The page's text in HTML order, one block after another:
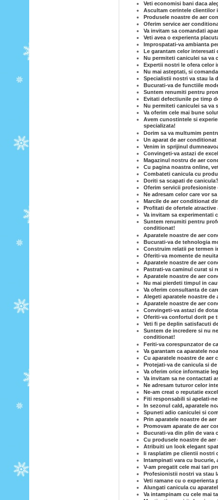
Veti economisi bani daca
Ascultam cerintele clientilor
Produsele noastre de aer
Oferim service aer
Va invitam sa comandati
Veti avea o experienta
Improspatati-va ambianta
Le garantam celor
Nu permiteti caniculei sa va
Expertii nostri le ofera celor
Nu mai asteptati, si
Specialistii nostri va stau la
Bucurati-va de functiile
Suntem renumiti pentru
Evitati defectiunile pe timp
Nu permiteti caniculei sa va
Va oferim cele mai bune
Avem cunostintele si
specializata!
Dorim sa va multumim
Un aparat de aer
Venim in sprijinul
Convingeti-va astazi de
Magazinul nostru de aer
Cu pagina noastra online,
Combateti canicula cu
Doriti sa scapati de
Oferim servicii profesioniste
Ne adresam celor care vor
Marcile de aer conditionat
Profitati de ofertele
Va invitam sa experimentati
Suntem renumiti pentru
conditionat!
Aparatele noastre de aer
Bucurati-va de tehnologia
Construim relatii pe termen
Oferiti-va momente de
Aparatele noastre de aer
Pastrati-va caminul curat si
Aparatele noastre de aer
Nu mai pierdeti timpul in
Va oferim consultanta de
Alegeti aparatele noastre
Aparatele noastre de aer
Convingeti-va astazi de
Oferiti-va confortul dorit pe
Veti fi pe deplin satisfacuti
Suntem de incredere si nu
conditionat!
Feriti-va corespunzator de
Va garantam ca aparatele
Cu aparatele noastre de
Protejati-va de canicula si
Va oferim orice informatie
Va invitam sa ne contactati
Ne adresam tuturor celor
Ne-am creat o reputatie
Fiti responsabili si apelati-
In sezonul cald, aparatele
Spuneti adio caniculei si
Prin aparatele noastre de
Promovam aparate de aer
Bucurati-va din plin de vara
Cu produsele noastre de
Atribuiti un look elegant
Ii rasplatim pe clientii nostri
Intampinati vara cu bucurie,
V-am pregatit cele mai tari
Profesionistii nostri va stau
Veti ramane cu o experienta
Alungati canicula cu
Va intampinam cu cele mai